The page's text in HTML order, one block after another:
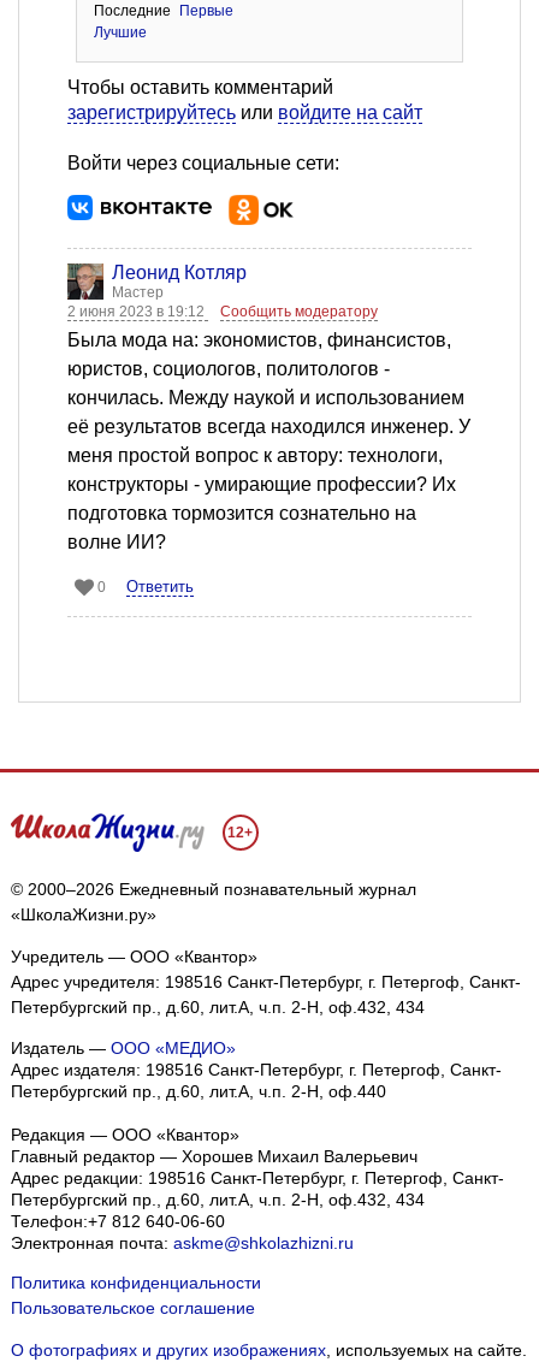
Последние
Первые
Лучшие
Чтобы оставить комментарий
зарегистрируйтесь или войдите на сайт
Войти через социальные сети:
Леонид Котляр
Мастер
2 июня 2023 в 19:12
Сообщить модератору
Была мода на: экономистов, финансистов,
юристов, социологов, политологов -
кончилась. Между наукой и использованием
её результатов всегда находился инженер. У
меня простой вопрос к автору: технологи,
конструкторы - умирающие профессии? Их
подготовка тормозится сознательно на
волне ИИ?
0 Ответить
12+
© 2000–2026 Ежедневный познавательный журнал
«ШколаЖизни.ру»
Учредитель — ООО «Квантор»
Адрес учредителя: 198516 Санкт-Петербург, г. Петергоф, Санкт-
Петербургский пр., д.60, лит.А, ч.п. 2-Н, оф.432, 434
Издатель — ООО «МЕДИО»
Адрес издателя: 198516 Санкт-Петербург, г. Петергоф, Санкт-
Петербургский пр., д.60, лит.А, ч.п. 2-Н, оф.440
Редакция — ООО «Квантор»
Главный редактор — Хорошев Михаил Валерьевич
Адрес редакции: 198516 Санкт-Петербург, г. Петергоф Санкт-
Петербургский пр., д.60, лит.А, ч.п. 2-Н, оф.432, 434
Телефон:+7 812 640-06-60
Электронная почта: askme@shkolazhizni.ru
Политика конфиденциальности
Пользовательское соглашение
О фотографиях и других изображениях, используемых на сайте.